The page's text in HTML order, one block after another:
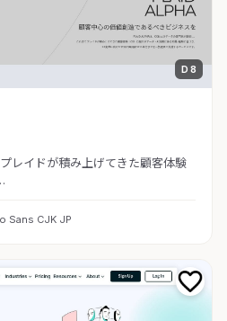
D 8
レイドが積み上げてきた顧客体験
Sans CJK JP